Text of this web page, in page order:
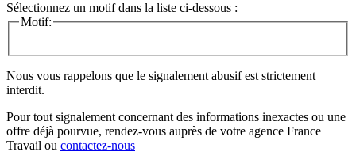
Sélectionnez un motif dans la liste ci-dessous :
Motif:
Nous vous rappelons que le signalement abusif est strictement
interdit.
Pour tout signalement concernant des informations inexactes ou une
offre déjà pourvue, rendez-vous auprès de votre agence France
Travail ou contactez-nous